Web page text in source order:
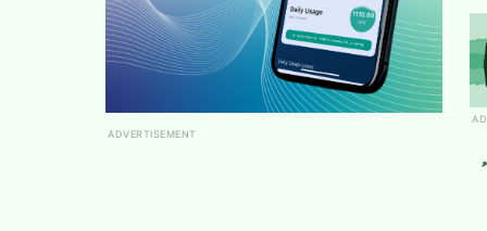
ADVERTISEMENT